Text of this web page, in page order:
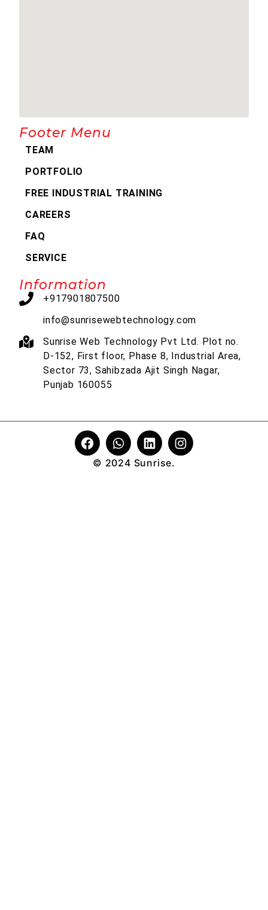
Footer Menu
TEAM
PORTFOLIO
FREE INDUSTRIAL TRAINING
CAREERS
FAQ
SERVICE
Information
+917901807500
info@sunrisewebtechnology.com
Sunrise Web Technology Pvt Ltd. Plot no.
D-152, First floor, Phase 8, Industrial Area,
Sector 73, Sahibzada Ajit Singh Nagar,
Punjab 160055
© 2024 Sunrise.